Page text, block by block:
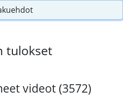
tulokset
videot (3572)